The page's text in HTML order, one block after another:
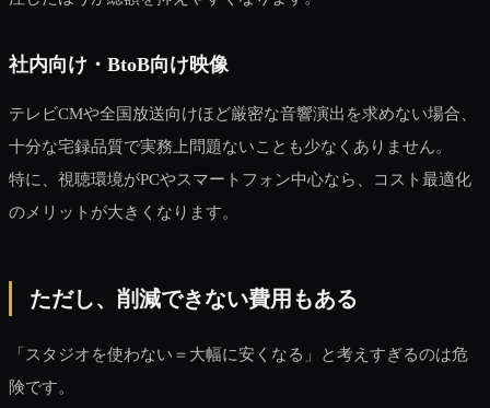
社内向け・BtoB向け映像
テレビCMや全国放送向けほど厳密な音響演出を求めない場合、
十分な宅録品質で実務上問題ないことも少なくありません。
特に、視聴環境がPCやスマートフォン中心なら、コスト最適化
のメリットが大きくなります。
ただし、削減できない費用もある
「スタジオを使わない＝大幅に安くなる」と考えすぎるのは危
険です。